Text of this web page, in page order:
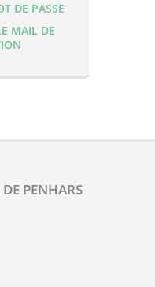
DE PASSE
MAIL DE
PENHARS